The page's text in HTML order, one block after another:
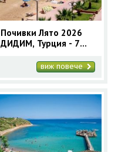
Почивки Лято 2026
ДИДИМ, Турция - 7
програмавиж повече